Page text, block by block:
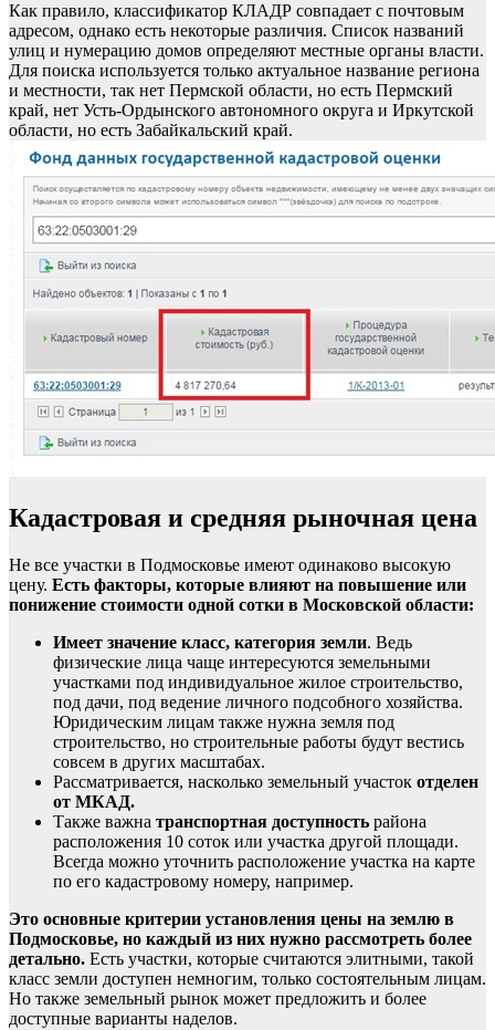
Как правило, классификатор КЛАДР совпадает с почтовым
адресом, однако есть некоторые различия. Список названий
улиц и нумерацию домов определяют местные органы власти.
Для поиска используется только актуальное название региона
и местности, так нет Пермской области, но есть Пермский
край, нет Усть-Ордынского автономного округа и Иркутской
области, но есть Забайкальский край.
Кадастровая и средняя рыночная цена
Не все участки в Подмосковье имеют одинаково высокую
цену. Есть факторы, которые влияют на повышение или
понижение стоимости одной сотки в Московской области:
Имеет значение класс, категория земли. Ведь
физические лица чаще интересуются земельными
участками под индивидуальное жилое строительство,
под дачи, под ведение личного подсобного хозяйства.
Юридическим лицам также нужна земля под
строительство, но строительные работы будут вестись
совсем в других масштабах.
Рассматривается, насколько земельный участок отделен
от МКАД.
Также важна транспортная доступность района
расположения 10 соток или участка другой площади.
Всегда можно уточнить расположение участка на карте
по его кадастровому номеру, например.
Это основные критерии установления цены на землю в
Подмосковье, но каждый из них нужно рассмотреть более
детально. Есть участки, которые считаются элитными, такой
класс земли доступен немногим, только состоятельным лицам.
Но также земельный рынок может предложить и более
доступные варианты наделов.